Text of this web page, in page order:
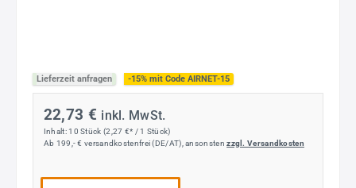
Lieferzeit anfragen -15% mit Code AIRNET-15
22,73 € inkl. MwSt.
Inhalt: 10 Stück (2,27 €* / 1 Stück)
Ab 199,- € versandkostenfrei (DE/AT), ansonstenzzgl. Versandkosten